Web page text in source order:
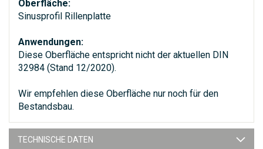
Oberfläche:
Sinusprofil Rillenplatte
Anwendungen:
Diese Oberfläche entspricht nicht der aktuellen DIN
32984 (Stand 12/2020).
Wir empfehlen diese Oberfläche nur noch für den
Bestandsbau.
TECHNISCHE DATEN